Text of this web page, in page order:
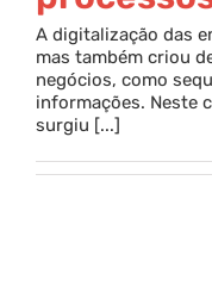
Parceria
Blog
A digitalização das
mas também criou
negócios, como
informações. Neste
surgiu [...]